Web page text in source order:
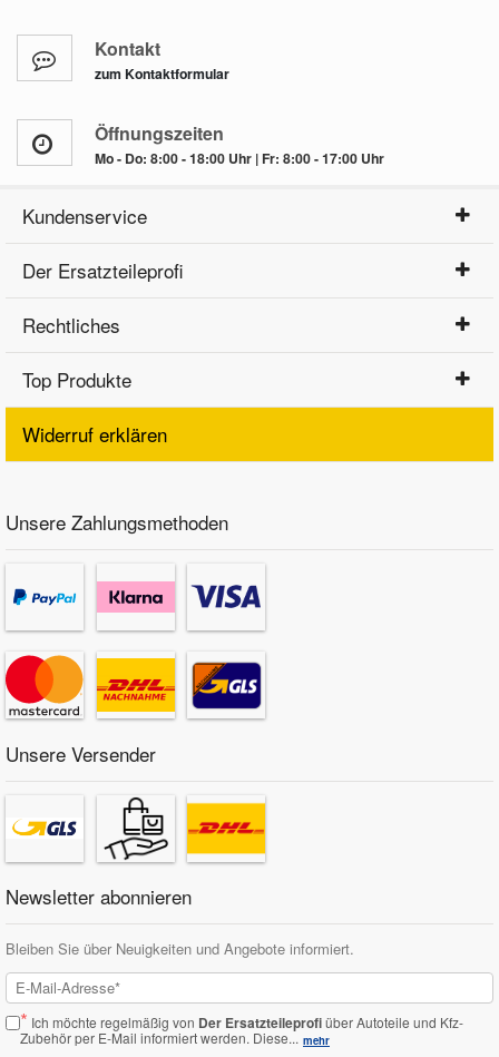
Kontakt
zum Kontaktformular
Öffnungszeiten
Mo - Do: 8:00 - 18:00 Uhr | Fr: 8:00 - 17:00 Uhr
Kundenservice
Der Ersatzteileprofi
Rechtliches
Top Produkte
Widerruf erklären
Unsere Zahlungsmethoden
Unsere Versender
Newsletter abonnieren
Bleiben Sie über Neuigkeiten und Angebote informiert.
* Ich möchte regelmäßig von Der Ersatzteileprofiüber Autoteile und Kfz-
Zubehör per E-Mail informiert werden. Diese... mehr